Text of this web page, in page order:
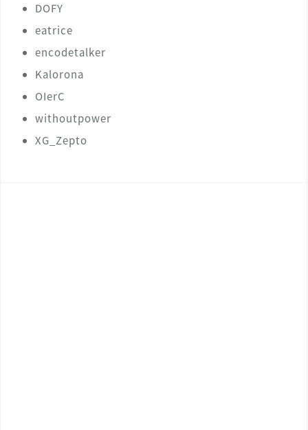
DOFY
eatrice
encodetalker
Kalorona
OIerC
withoutpower
XG_Zepto